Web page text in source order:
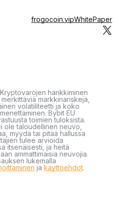
frogocoin.vipWhitePaper
hankkiminen
markkinariskejä,
volatiliteetti ja koko
Bybit EU
toimien tuloksista.
ole taloudellinen neuvo,
myydä tai pitää hallussa
tulee arvioida
itsenäisesti, ja heitä
ammattimaisia neuvojia.
lukemalla
ja käyttöehdot.